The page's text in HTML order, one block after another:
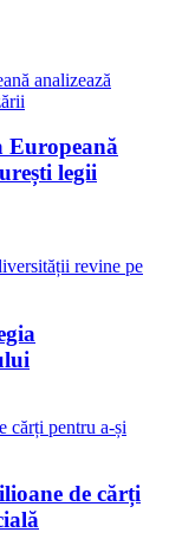
Europeană
legii
de cărți